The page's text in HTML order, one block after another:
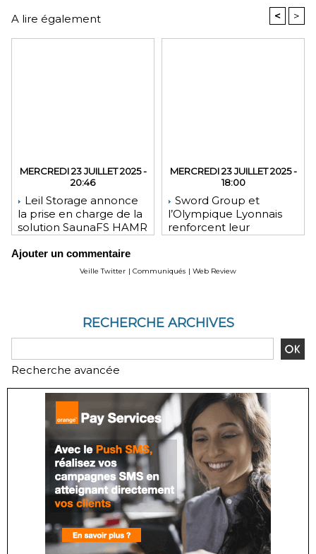
A lire également < >
MERCREDI 23 JUILLET 2025 -
20:46
Leil Storage annonce
la prise en charge de la
solution SaunaFS HAMR
stockage accrue lors
des déploiements sur
MERCREDI 23 JUILLET 2025 -
18:00
Sword Group et
l’Olympique Lyonnais
renforcent leur
Ajouter un commentaire
Veille Twitter | Communiqués | Web Review
RECHERCHE ARCHIVES
Recherche avancée